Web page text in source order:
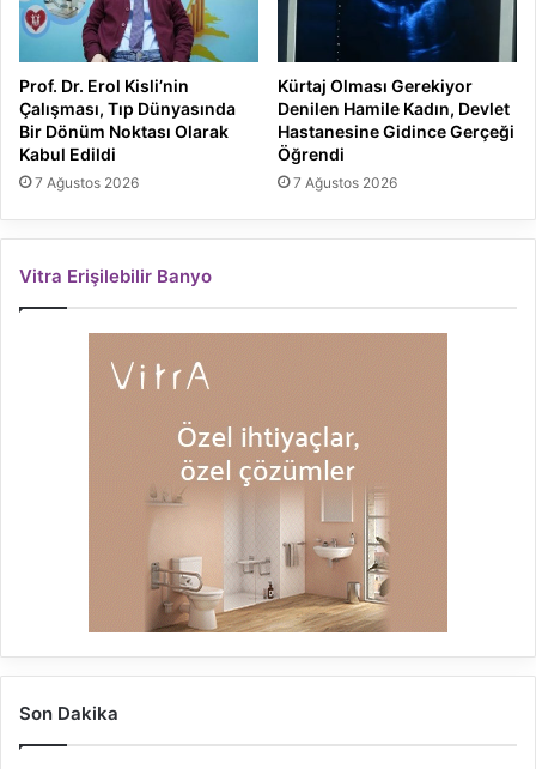
Prof. Dr. Erol Kisli’nin
Çalışması, Tıp Dünyasında
Bir Dönüm Noktası Olarak
Kabul Edildi
7 Ağustos 2026
Kürtaj Olması Gerekiyor
Denilen Hamile Kadın, Devlet
Hastanesine Gidince Gerçeği
Öğrendi
7 Ağustos 2026
Vitra Erişilebilir Banyo
Son Dakika